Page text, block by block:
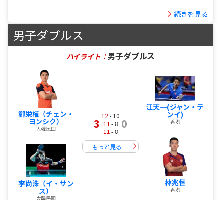
続きを見る
男子ダブルス
ハイライト： 男子ダブルス
鄭栄植（チェン・
ヨンシク）
大韓民国
李尚洙（イ・サン
ス）
大韓民国
3
12 - 10
11 - 8
11 - 8
0
もっと見る
江天一(ジャン・テ
ンイ)
香港
林兆恒
香港